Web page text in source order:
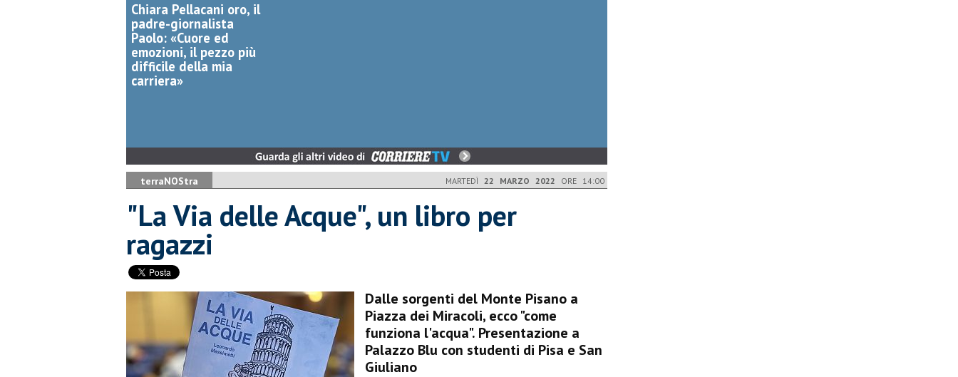
Chiara Pellacani oro, il
padre-giornalista
Paolo: «Cuore ed
emozioni, il pezzo più
difficile della mia
carriera»
terraNOStra MARTEDÌ 22 MARZO 2022 ORE 14:00
"La Via delle Acque", un libro per
ragazzi
Dalle sorgenti del Monte Pisano a
Piazza dei Miracoli, ecco "come
funziona l'acqua". Presentazione a
Palazzo Blu con studenti di Pisa e San
Giuliano